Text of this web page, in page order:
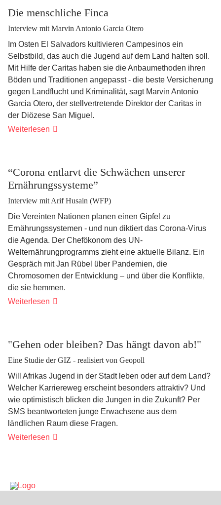
Die menschliche Finca
Interview mit Marvin Antonio Garcia Otero
Im Osten El Salvadors kultivieren Campesinos ein
Selbstbild, das auch die Jugend auf dem Land halten soll.
Mit Hilfe der Caritas haben sie die Anbaumethoden ihren
Böden und Traditionen angepasst - die beste Versicherung
gegen Landflucht und Kriminalität, sagt Marvin Antonio
Garcia Otero, der stellvertretende Direktor der Caritas in
der Diözese San Miguel.
Weiterlesen Die
“Corona entlarvt die Schwächen unserer
Ernährungssysteme”
Interview mit Arif Husain (WFP)
Die Vereinten Nationen planen einen Gipfel zu
Ernährungssystemen - und nun diktiert das Corona-Virus
die Agenda. Der Chefökonom des UN-
Welternährungprogramms zieht eine aktuelle Bilanz. Ein
Gespräch mit Jan Rübel über Pandemien, die
Chromosomen der Entwicklung – und über die Konflikte,
die sie hemmen.
Weiterlesen “Corona
Ernährungssysteme”
"Gehen oder bleiben? Das hängt davon ab!"
Eine Studie der GIZ - realisiert von Geopoll
Will Afrikas Jugend in der Stadt leben oder auf dem Land?
Welcher Karriereweg erscheint besonders attraktiv? Und
wie optimistisch blicken die Jungen in die Zukunft? Per
SMS beantworteten junge Erwachsene aus dem
ländlichen Raum diese Fragen.
Weiterlesen "Gehen